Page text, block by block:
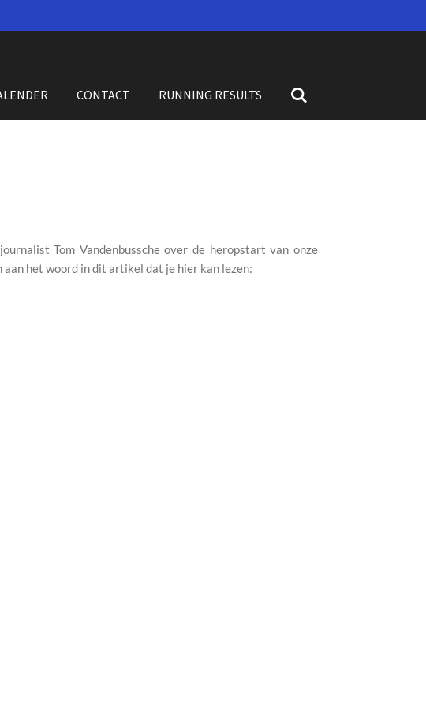
CONTACT RUNNING RESULTS
Tom Vandenbussche over de heropstart van onze
het woord in dit artikel dat je hier kan lezen: